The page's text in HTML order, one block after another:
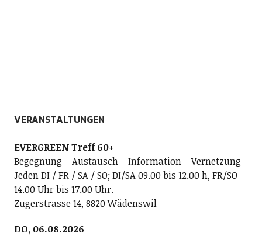
VERANSTALTUNGEN
EVERGREEN Treff 60+
Begegnung – Austausch – Information – Vernetzung
Jeden DI / FR / SA / SO; DI/SA 09.00 bis 12.00 h, FR/SO
14.00 Uhr bis 17.00 Uhr.
Zugerstrasse 14, 8820 Wädenswil
DO, 06.08.2026